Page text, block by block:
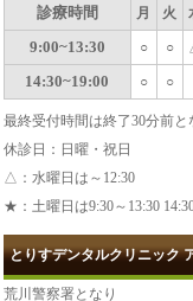
診療時間 月 火
9:00~13:30 ○ ○
14:30~19:00 ○ ○
最終受付時間は終了30分前と
休診日：日曜・祝日
△：水曜日は～12:30
★：土曜日は9:30～13:30
とりすデンタルクリニック
荒川警察署となり